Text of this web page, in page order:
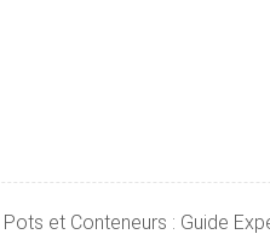
et Conteneurs : Guide